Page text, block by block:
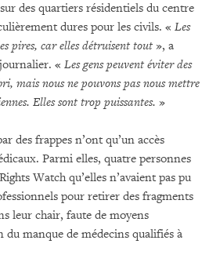
des quartiers résidentiels du centre
dures pour les civils. « Les
pires, car elles détruisent tout », a
« Les gens peuvent éviter des
mais nous ne pouvons pas nous mettre
Elles sont trop puissantes. »
des frappes n’ont qu’un accès
Parmi elles, quatre personnes
Watch qu’elles n’avaient pas pu
pour retirer des fragments
leur chair, faute de moyens
manque de médecins qualifiés à